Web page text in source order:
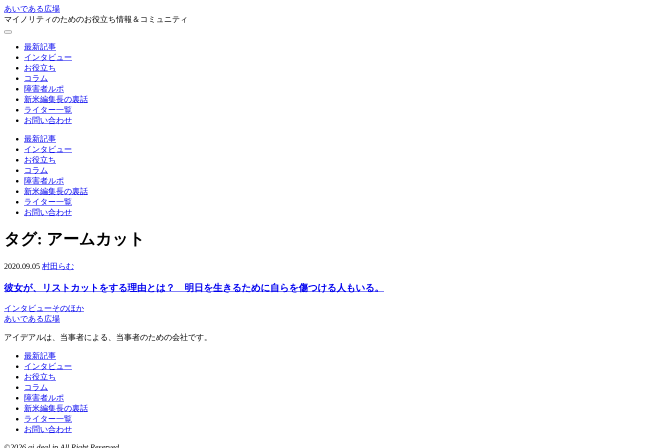
あいである広場
マイノリティのためのお役立ち情報＆コミュニティ
最新記事
インタビュー
お役立ち
コラム
障害者ルポ
新米編集長の裏話
ライター一覧
お問い合わせ
最新記事
インタビュー
お役立ち
コラム
障害者ルポ
新米編集長の裏話
ライター一覧
お問い合わせ
タグ: アームカット
2020.09.05 村田らむ
彼女が、リストカットをする理由とは？ 明日を生きるために自らを傷つける人もいる。
インタビューそのほか
あいである広場
アイデアルは、当事者による、当事者のための会社です。
最新記事
インタビュー
お役立ち
コラム
障害者ルポ
新米編集長の裏話
ライター一覧
お問い合わせ